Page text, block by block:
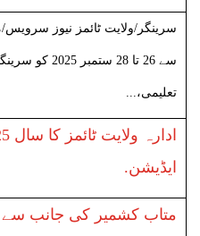
سرینگر/ولایت ٹائمز نیوز
سے 26 تا 28
تعلیمی،...
ایڈیشن.
متاب کشمیر کی جانب سے